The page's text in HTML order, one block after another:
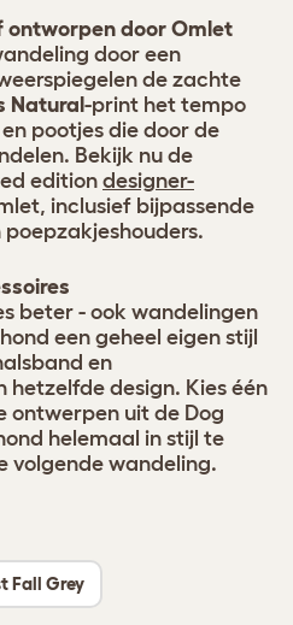
Fall Grey
ontworpen door Omlet
door een
de zachte
Natural -print het tempo
pootjes die door de
Bekijk nu de
edition designer-
inclusief bijpassende
beter - ook wandelingen
een geheel eigen stijl
en
hetzelfde design. Kies één
ontwerpen uit de Dog
helemaal in stijl te
volgende wandeling.